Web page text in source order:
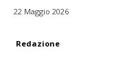
22 Maggio 2026
Redazione